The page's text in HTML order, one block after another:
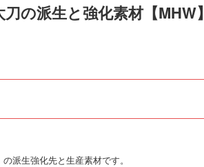
の派生と強化素材【MHW】
派生強化先と生産素材です。